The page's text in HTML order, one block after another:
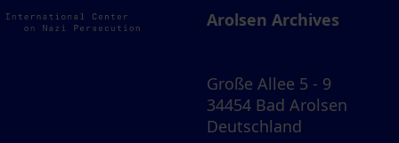
Arolsen Archives
Große Allee 5 - 9
34454 Bad Arolsen
Deutschland